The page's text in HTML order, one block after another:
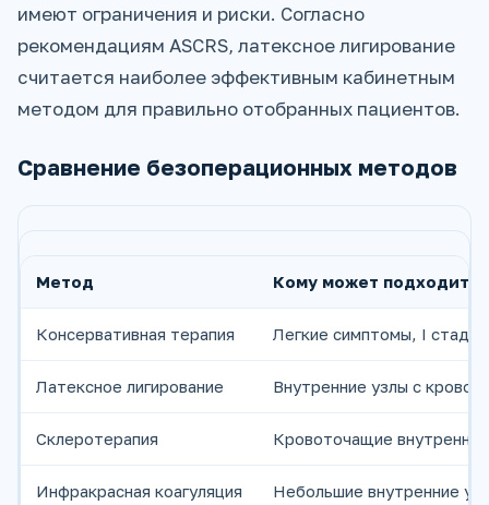
имеют ограничения и риски. Согласно
рекомендациям ASCRS, латексное лигирование
считается наиболее эффективным кабинетным
методом для правильно отобранных пациентов.
Сравнение безоперационных методов
Метод Кому может подходить
Консервативная терапия Легкие симптомы, I
Латексное лигирование Внутренние узлы с
Склеротерапия Кровоточащие
Инфракрасная коагуляция Небольшие внутренние